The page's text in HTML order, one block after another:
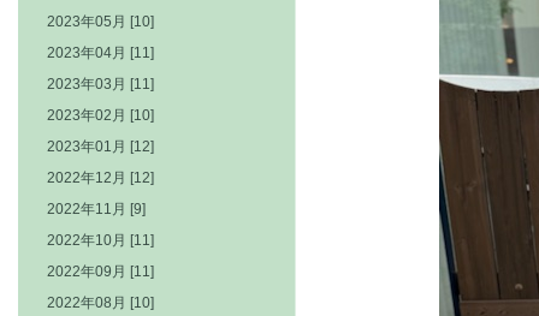
2023年05月 [10]
2023年04月 [11]
2023年03月 [11]
2023年02月 [10]
2023年01月 [12]
2022年12月 [12]
2022年11月 [9]
2022年10月 [11]
2022年09月 [11]
2022年08月 [10]